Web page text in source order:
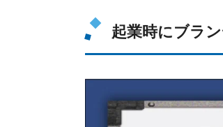
起業時にブラ